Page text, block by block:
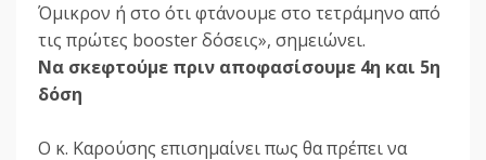
Όμικρον ή στο ότι φτάνουμε στο τετράμηνο από
τις πρώτες booster δόσεις», σημειώνει.
Να σκεφτούμε πριν αποφασίσουμε 4η και 5η
δόση
Ο κ. Καρούσης επισημαίνει πως θα πρέπει να